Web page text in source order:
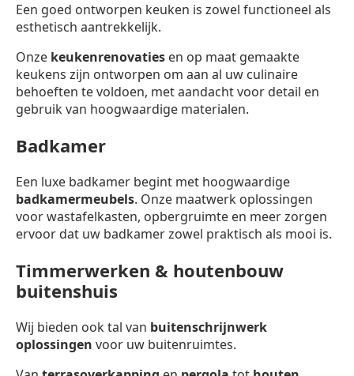
Een goed ontworpen keuken is zowel functioneel als
esthetisch aantrekkelijk.
Onze keukenrenovaties en op maat gemaakte
keukens zijn ontworpen om aan al uw culinaire
behoeften te voldoen, met aandacht voor detail en
gebruik van hoogwaardige materialen.
Badkamer
Een luxe badkamer begint met hoogwaardige
badkamermeubels. Onze maatwerk oplossingen
voor wastafelkasten, opbergruimte en meer zorgen
ervoor dat uw badkamer zowel praktisch als mooi is.
Timmerwerken & houtenbouw
buitenshuis
Wij bieden ook tal van buitenschrijnwerk
oplossingen voor uw buitenruimtes.